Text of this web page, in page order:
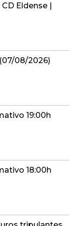
Eldense |
08/2026)
19:00h
18:00h